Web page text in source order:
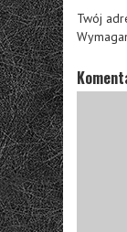
Twój